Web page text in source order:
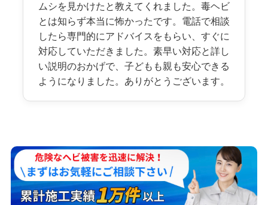
ムシを見かけたと教えてくれました。毒ヘビ
とは知らず本当に怖かったです。電話で相談
したら専門的にアドバイスをもらい、すぐに
対応していただきました。素早い対応と詳し
い説明のおかげで、子どもも親も安心できる
ようになりました。ありがとうございます。